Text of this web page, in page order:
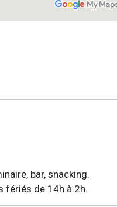
bar, snacking.
fériés de 14h à 2h.